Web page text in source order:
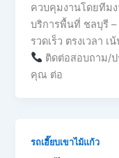
ควบคุมงานโดยทีม
บริการพื้นที่ ชลบุรี –
รวดเร็ว ตรงเวลา
ติดต่อสอบถาม/
คุณ ต่อ
รถเฮี๊ยบเขาไม้แก้ว